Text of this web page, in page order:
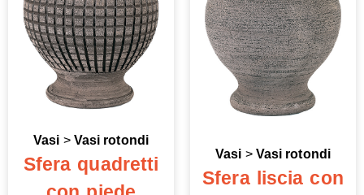
Vasi > Vasi rotondi
Sfera quadretti
Vasi > Vasi rotondi
Sfera liscia con